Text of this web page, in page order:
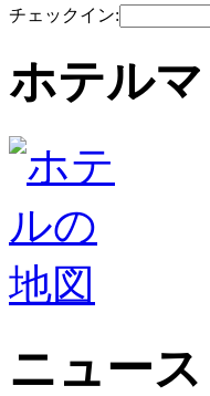
チェックイン:
ホテル
ニュース